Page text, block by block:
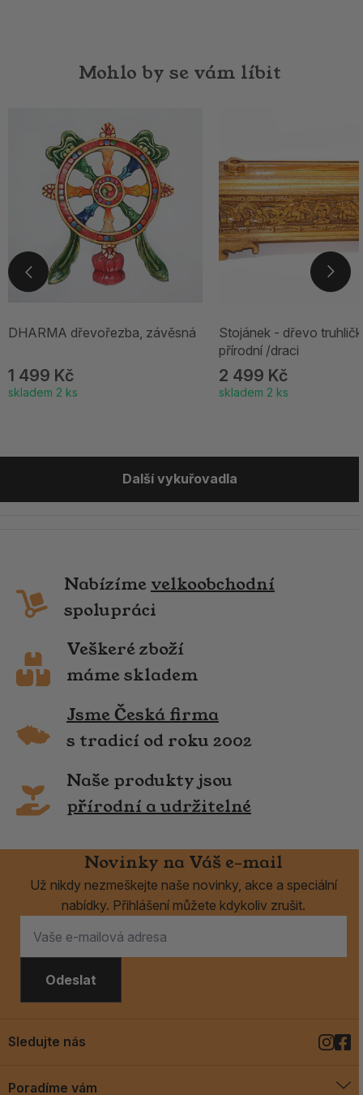
Mohlo by se vám líbit
DHARMA dřevořezba, závěsná
1 499 Kč
skladem 2 ks
Stojánek - dřevo
přírodní /draci
2 499 Kč
skladem 2 ks
Další vykuřovadla
Nabízíme velkoobchodní
spolupráci
Veškeré zboží
máme skladem
Jsme Česká firma
s tradicí od roku 2002
Naše produkty jsou
přírodní a udržitelné
Novinky na Váš e-mail
Už nikdy nezmeškejte naše novinky, akce a speciální
nabídky. Přihlášení můžete kdykoliv zrušit.
Odeslat
Poradíme vám
Sledujte nás